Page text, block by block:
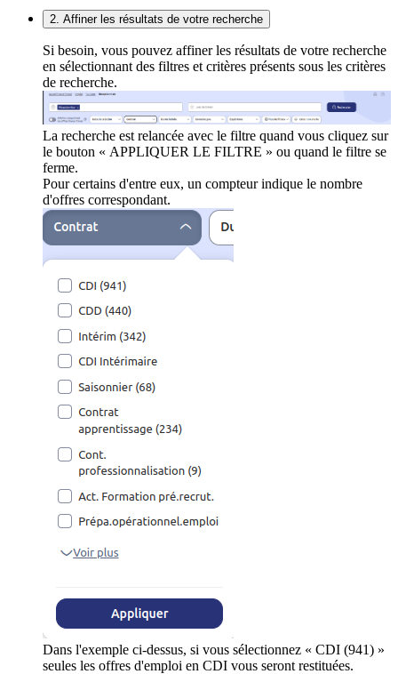
2. Affiner les résultats de votre recherche
Si besoin, vous pouvez affiner les résultats de votre recherche
en sélectionnant des filtres et critères présents sous les critères
de recherche.
La recherche est relancée avec le filtre quand vous cliquez sur
le bouton « APPLIQUER LE FILTRE » ou quand le filtre se
ferme.
Pour certains d'entre eux, un compteur indique le nombre
d'offres correspondant.
Dans l'exemple ci-dessus, si vous sélectionnez « CDI (941) »
seules les offres d'emploi en CDI vous seront restituées.